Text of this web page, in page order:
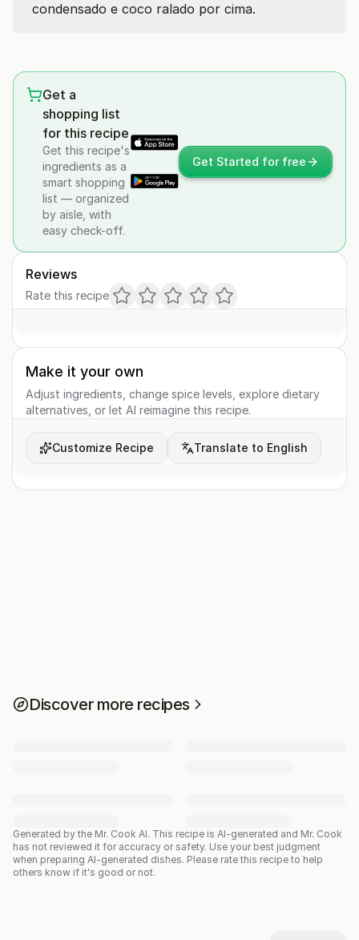
condensado e coco ralado por cima.
Get a
shopping list
for this recipe
Get this recipe's
ingredients as a
smart shopping
list — organized
by aisle, with
easy check-off.
Get Started for free
Reviews
Rate this recipe
Make it your own
Adjust ingredients, change spice levels, explore dietary
alternatives, or let AI reimagine this recipe.
Customize Recipe Translate to English
Discover more recipes
Generated by the Mr. Cook AI. This recipe is AI-generated and Mr. Cook
has not reviewed it for accuracy or safety. Use your best judgment
when preparing AI-generated dishes. Please rate this recipe to help
others know if it's good or not.